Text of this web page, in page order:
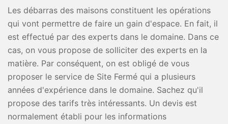
Les débarras des maisons constituent les opérations
qui vont permettre de faire un gain d'espace. En fait, il
est effectué par des experts dans le domaine. Dans ce
cas, on vous propose de solliciter des experts en la
matière. Par conséquent, on est obligé de vous
proposer le service de Site Fermé qui a plusieurs
années d'expérience dans le domaine. Sachez qu'il
propose des tarifs très intéressants. Un devis est
normalement établi pour les informations